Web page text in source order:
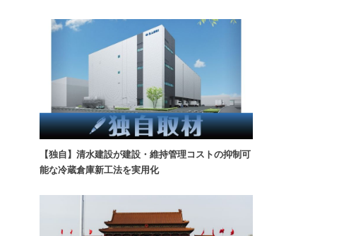
【独自】清水建設が建設・維持管理コストの抑制可
能な冷蔵倉庫新工法を実用化